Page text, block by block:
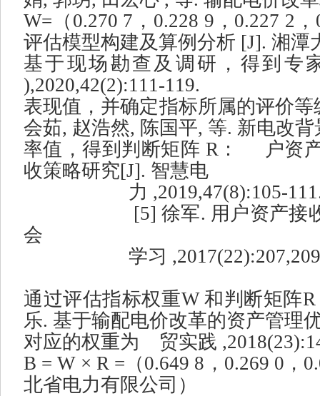
W= （ 0.270 7 ， 0.228 9 ， 0.227 2 ，
评估模型构建及算例分析 [J]. 湘潭
基于现场勘查及调研，得到专
),2020,42(2):111-119.
表现值，并确定指标所属的评价
会茹, 赵浩然, 陈国平, 等. 新电改
率值，得到判断矩阵 R：
户资
收策略研究[J]. 智慧电
力 ,2019,47(8):105-
[5]徐军. 用户资产接
会
学习
通过评估指标权重W和判断矩阵R
乐. 基于输配电价改革的资产管理
对应的权重为
贸实践
B = W × R = （0.649 8 ， 0.269 0 ，
北省电力有限公司）